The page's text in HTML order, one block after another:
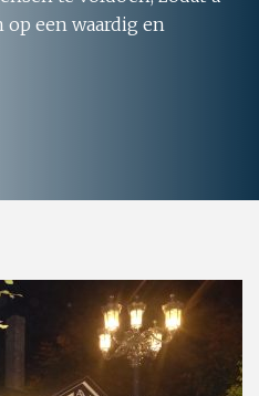
een waardig en